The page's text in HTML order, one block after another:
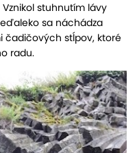
stuhnutím lávy
sa náchádza
čadičových stĺpov, ktoré
radu.